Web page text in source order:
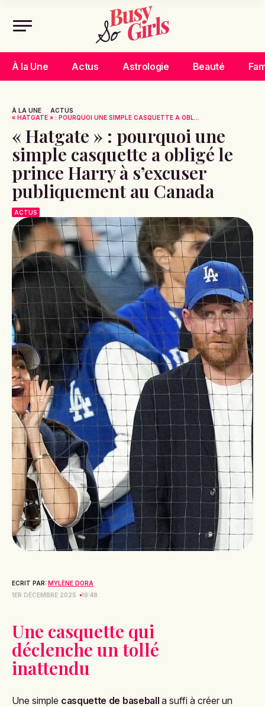
À la Une Actus Astrologie Beauté
À LA UNE
ACTUS
« HATGATE » : POURQUOI UNE SIMPLE CASQUETTE A OBL...
« Hatgate » : pourquoi une
simple casquette a obligé le
prince Harry à s’excuser
publiquement au Canada
ACTUS
ECRIT PAR: MYLÈNE DORA
1ER DÉCEMBRE 2025
19:48
Une casquette qui
déclenche un tollé
inattendu
Une simple casquette de baseball a suffi à créer un